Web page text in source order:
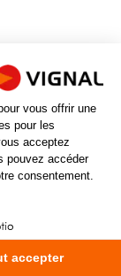
de
vous offrir une
pour les
acceptez
pouvez accéder
consentement.
accepter